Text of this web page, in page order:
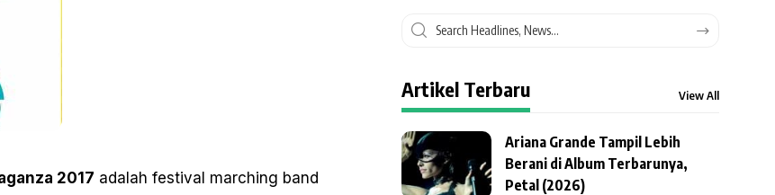
2017 adalah festival marching band
Artikel Terbaru View All
Ariana Grande Tampil Lebih
Berani di Album Terbarunya,
Petal (2026)